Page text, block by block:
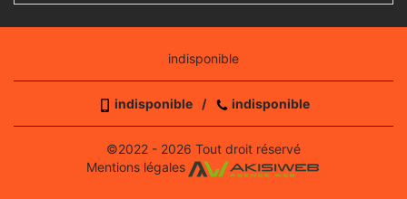
indisponible
indisponible / indisponible
©2022 - 2026 Tout droit réservé
Mentions légales